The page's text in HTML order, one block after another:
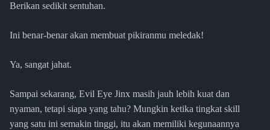
Berikan sedikit sentuhan.
Ini benar-benar akan membuat pikiranmu meledak!
Ya, sangat jahat.
Sampai sekarang, Evil Eye Jinx masih jauh lebih kuat dan
nyaman, tetapi siapa yang tahu? Mungkin ketika tingkat skill
yang satu ini semakin tinggi, itu akan memiliki kegunaannya